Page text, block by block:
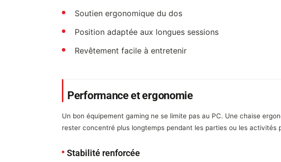
Soutien ergonomique du dos
Position adaptée aux longues sessions
Revêtement facile à entretenir
Performance et ergonomie
Un bon équipement gaming ne se limite pas au PC. Une chaise
rester concentré plus longtemps pendant les parties ou les activités
Stabilité renforcée